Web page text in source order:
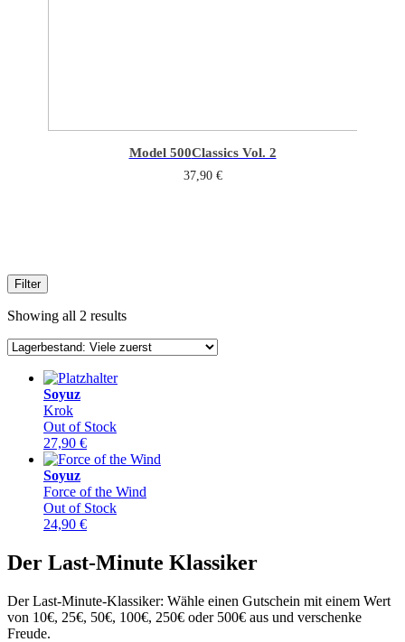
Model 500Classics Vol. 2
37,90 €
Filter
Showing all 2 results
Soyuz
Krok
Out of Stock
27,90 €
Soyuz
Force of the Wind
Out of Stock
24,90 €
Der Last-Minute Klassiker
Der Last-Minute-Klassiker: Wähle einen Gutschein mit einem Wert
von 10€, 25€, 50€, 100€, 250€ oder 500€ aus und verschenke
Freude.